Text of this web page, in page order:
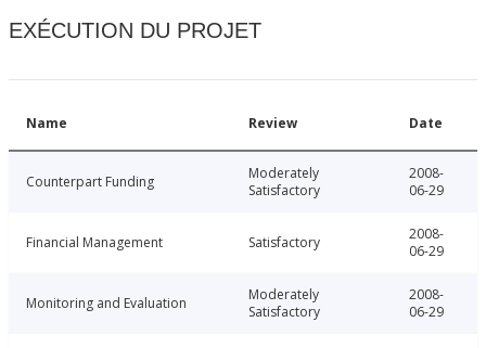
EXÉCUTION DU PROJET
Name Review Date
Counterpart Funding
Moderately
Satisfactory
2008-
06-29
Financial Management Satisfactory
2008-
06-29
Monitoring and Evaluation
Moderately
Satisfactory
2008-
06-29